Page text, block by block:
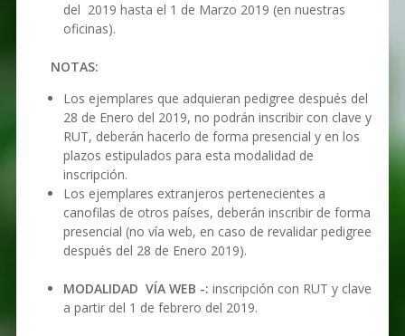
del 2019 hasta el 1 de Marzo 2019 (en nuestras
oficinas).
NOTAS:
Los ejemplares que adquieran pedigree después del
28 de Enero del 2019, no podrán inscribir con clave y
RUT, deberán hacerlo de forma presencial y en los
plazos estipulados para esta modalidad de
inscripción.
Los ejemplares extranjeros pertenecientes a
canofilas de otros países, deberán inscribir de forma
presencial (no vía web, en caso de revalidar pedigree
después del 28 de Enero 2019).
MODALIDAD VÍA WEB -: inscripción con RUT y clave
a partir del 1 de febrero del 2019.